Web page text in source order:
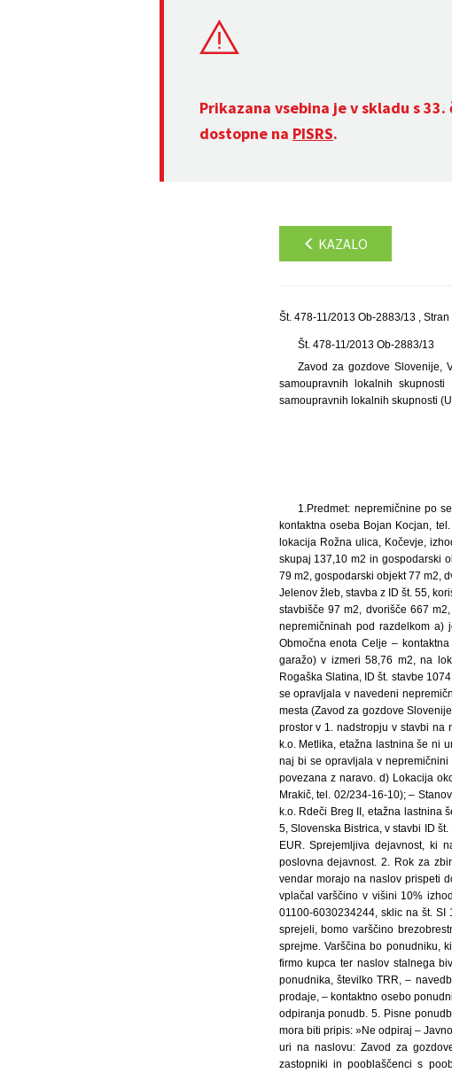
Prikazana vsebina je v skladu s 33.
dostopne na PISRS.
KAZALO
Št. 478-11/2013 Ob-2883/13 , Stran
Št. 478-11/2013 Ob-2883/13
Zavod za gozdove Slovenije,
samoupravnih lokalnih
samoupravnih lokalnih skupnosti
1.Predmet: nepremičnine po
kontaktna oseba Bojan Kocjan,
lokacija Rožna ulica, Kočevje,
skupaj 137,10 m2 in gospodarski
79 m2, gospodarski objekt 77 m2,
Jelenov žleb, stavba z ID št. 55,
stavbišče 97 m2, dvorišče 667
nepremičninah pod razdelkom a)
Območna enota Celje –
garažo) v izmeri 58,76 m2, na
Rogaška Slatina, ID št. stavbe
se opravljala v navedeni
mesta (Zavod za gozdove
prostor v 1. nadstropju v stavbi na
k.o. Metlika, etažna lastnina še ni
naj bi se opravljala v nepremičnini
povezana z naravo. d) Lokacija
Mrakič, tel. 02/234-16-10); –
k.o. Rdeči Breg II, etažna lastnina
5, Slovenska Bistrica, v stavbi ID
EUR. Sprejemljiva dejavnost, ki
poslovna dejavnost. 2. Rok za
vendar morajo na naslov prispeti
vplačal varščino v višini 10%
01100-6030234244, sklic na št.
sprejeli, bomo varščino
sprejme. Varščina bo ponudniku,
firmo kupca ter naslov stalnega
ponudnika, številko TRR, –
prodaje, – kontaktno osebo
odpiranja ponudb. 5. Pisne
mora biti pripis: »Ne odpiraj –
uri na naslovu: Zavod za
zastopniki in pooblaščenci s